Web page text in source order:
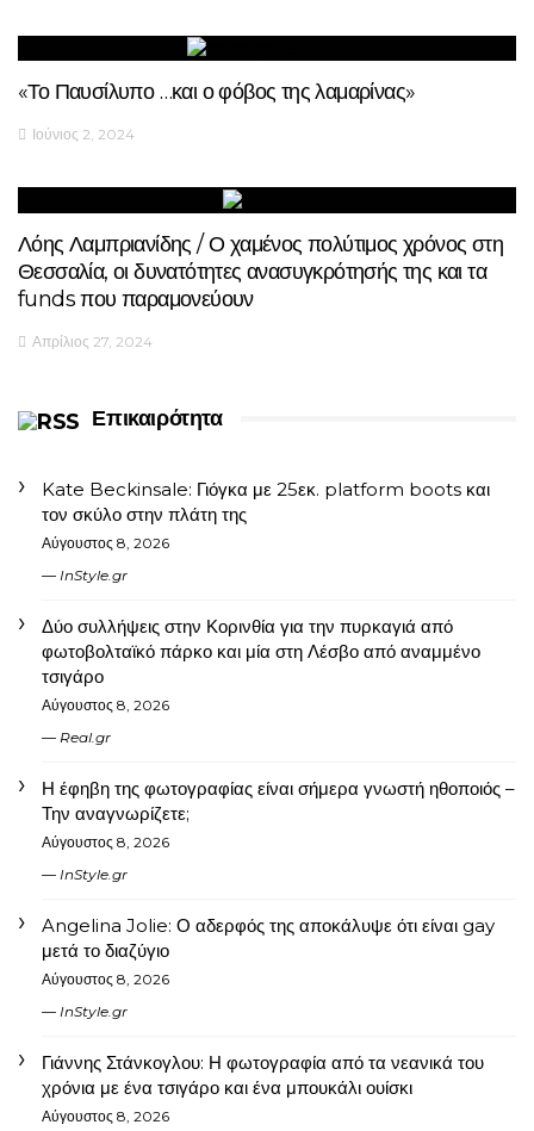
«Το Παυσίλυπο …και ο φόβος της λαμαρίνας»
Ιούνιος 2, 2024
Λόης Λαμπριανίδης / Ο χαμένος πολύτιμος χρόνος στη
Θεσσαλία, οι δυνατότητες ανασυγκρότησής της και τα
funds που παραμονεύουν
Απρίλιος 27, 2024
Επικαιρότητα
Kate Beckinsale: Γιόγκα με 25εκ. platform boots και
τον σκύλο στην πλάτη της
Αύγουστος 8, 2026
InStyle.gr
Δύο συλλήψεις στην Κορινθία για την πυρκαγιά από
φωτοβολταϊκό πάρκο και μία στη Λέσβο από αναμμένο
τσιγάρο
Αύγουστος 8, 2026
Real.gr
Η έφηβη της φωτογραφίας είναι σήμερα γνωστή ηθοποιός –
Την αναγνωρίζετε;
Αύγουστος 8, 2026
InStyle.gr
Angelina Jolie: Ο αδερφός της αποκάλυψε ότι είναι gay
μετά το διαζύγιο
Αύγουστος 8, 2026
InStyle.gr
Γιάννης Στάνκογλου: Η φωτογραφία από τα νεανικά του
χρόνια με ένα τσιγάρο και ένα μπουκάλι ουίσκι
Αύγουστος 8, 2026